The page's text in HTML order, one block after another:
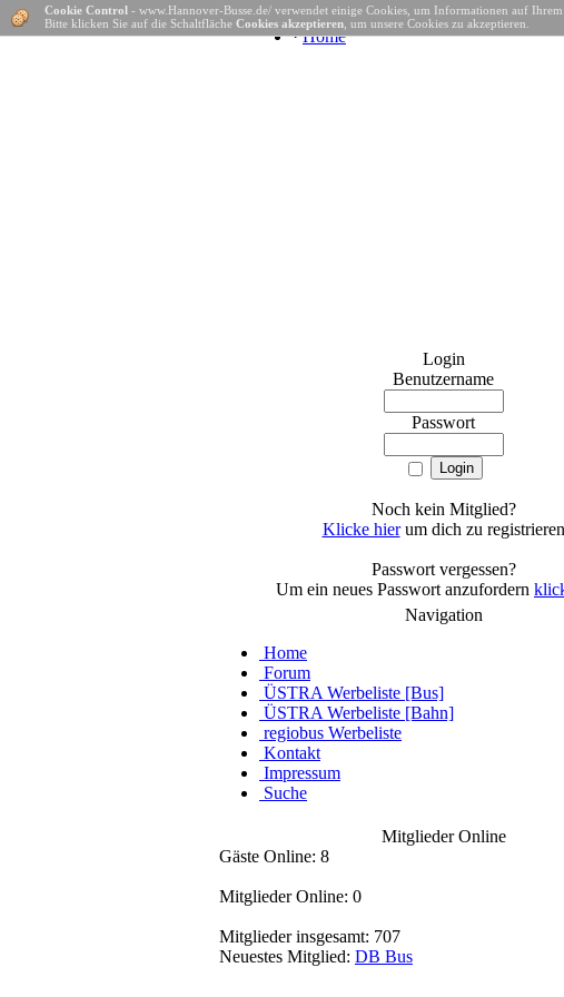
· Home
Login
Benutzername
Passwort
Noch kein Mitglied?
Klicke hierum dich zu registrieren
Passwort vergessen?
Um ein neues Passwort anzufordern
Navigation
Home
Forum
ÜSTRA Werbeliste [Bus]
ÜSTRA Werbeliste [Bahn]
regiobus Werbeliste
Kontakt
Impressum
Suche
Mitglieder Online
Gäste Online: 8
Mitglieder Online: 0
Mitglieder insgesamt: 707
Neuestes Mitglied: DB Bus
Cookie Control - www.Hannover-Busse.de/ verwendet einige Cookies, um Informationen auf
Bitte klicken Sie auf die Schaltfläche Cookies akzeptieren , um unsere Cookies zu akzeptieren.